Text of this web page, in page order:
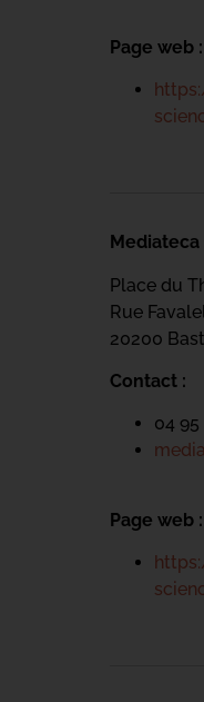
Page web :
Place du
Rue
20200
Contact :
04
Page web :